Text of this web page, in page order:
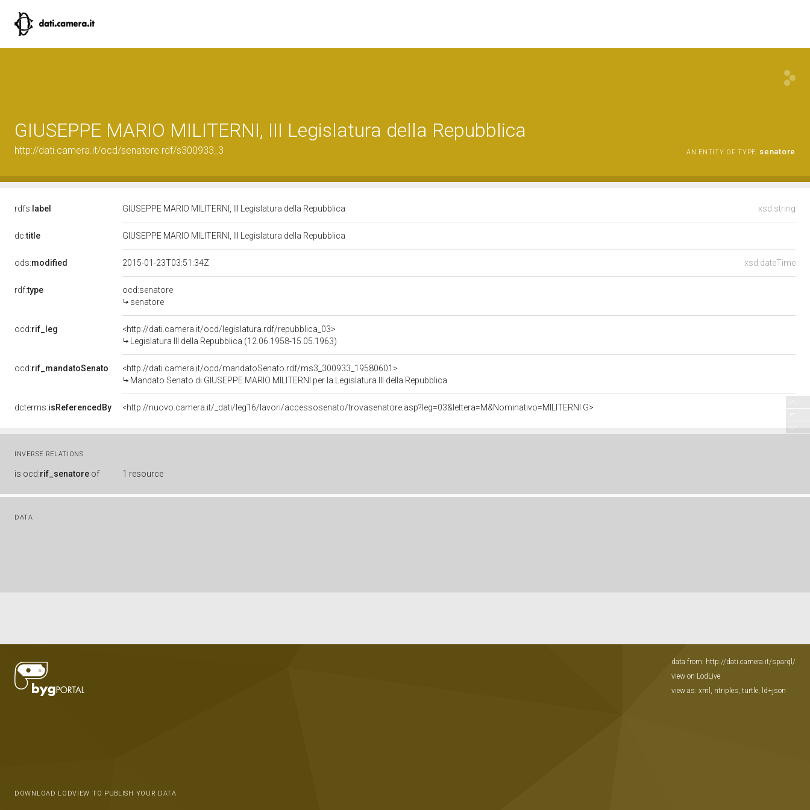
GIUSEPPE MARIO MILITERNI, III Legislatura della Repubblica
http://dati.camera.it/ocd/senatore.rdf/s300933_3 AN ENTITY OF TYPE: senatore
rdfs: label xsd:string
GIUSEPPE MARIO MILITERNI, III Legislatura della Repubblica
dc:title GIUSEPPE MARIO MILITERNI, III Legislatura della Repubblica
ods:modified xsd:dateTime
2015-01-23T03:51:34Z
rdf:type
ocd:senatore
senatore
ocd:rif_leg
<http://dati.camera.it/ocd/legislatura.rdf/repubblica_03>
Legislatura III della Repubblica (12.06.1958-15.05.1963)
ocd:rif_mandatoSenato
<http://dati.camera.it/ocd/mandatoSenato.rdf/ms3_300933_19580601>
Mandato Senato di GIUSEPPE MARIO MILITERNI per la Legislatura III della Repubblica
dcterms:isReferencedBy <http://nuovo.camera.it/_dati/leg16/lavori/accessosenato/trovasenatore.asp?leg=03&lettera=M&Nominativo=MILITERNI G>
INVERSE RELATIONS
is ocd:rif_senatore of 1 resource
DATA
DOWNLOAD LODVIEW TO PUBLISH YOUR DATA
data from: http://dati.camera.it/sparql/
view on LodLive
view as: xml , ntriples, turtle, ld+json